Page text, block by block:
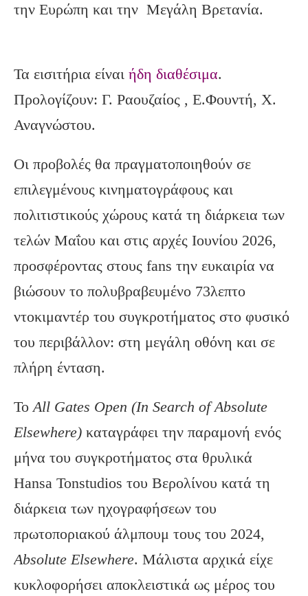
την Ευρώπη και την Μεγάλη Βρετανία.
Τα εισιτήρια είναι ήδη διαθέσιμα.
Προλογίζουν: Γ. Ραουζαίος , Ε.Φουντή, Χ.
Αναγνώστου.
Οι προβολές θα πραγματοποιηθούν σε
επιλεγμένους κινηματογράφους και
πολιτιστικούς χώρους κατά τη διάρκεια των
τελών Μαΐου και στις αρχές Ιουνίου 2026,
προσφέροντας στους fans την ευκαιρία να
βιώσουν το πολυβραβευμένο 73λεπτο
ντοκιμαντέρ του συγκροτήματος στο φυσικό
του περιβάλλον: στη μεγάλη οθόνη και σε
πλήρη ένταση.
ΤοAll Gates Open (In Search ofAbsolute
Elsewhere) καταγράφει την παραμονή ενός
μήνα του συγκροτήματος στα θρυλικά
Hansa Tonstudios του Βερολίνου κατά τη
διάρκεια των ηχογραφήσεων του
πρωτοποριακού άλμπουμ τους του 2024,
Absolute Elsewhere. Μάλιστα αρχικά είχε
κυκλοφορήσει αποκλειστικά ως μέρος του